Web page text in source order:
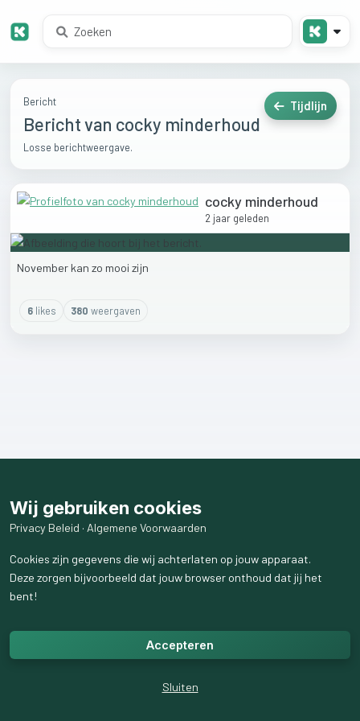
Bericht
Bericht van cocky minderhoud
Losse berichtweergave.
Tijdlijn
cocky minderhoud
2 jaar geleden
November kan zo mooi zijn
6likes 380 weergaven
Wij gebruiken cookies
Privacy Beleid · Algemene Voorwaarden
Cookies zijn gegevens die wij achterlaten op jouw apparaat.
Deze zorgen bijvoorbeeld dat jouw browser onthoud dat jij het
bent!
Accepteren
Sluiten